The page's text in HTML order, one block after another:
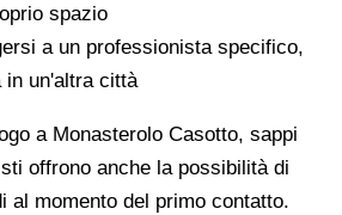
spazio
a un professionista specifico,
in un'altra città
a Monasterolo Casotto, sappi
offrono anche la possibilità di
al momento del primo contatto.